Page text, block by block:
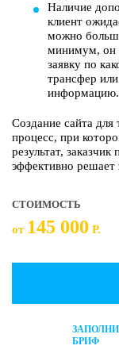
Наличие
клиент
можно
минимум, он
заявку по
трансфер
информацию.
Создание сайта
процесс, при
результат,
эффективно решает
СТОИМОСТЬ
от 145 000 Р.
БРИФ